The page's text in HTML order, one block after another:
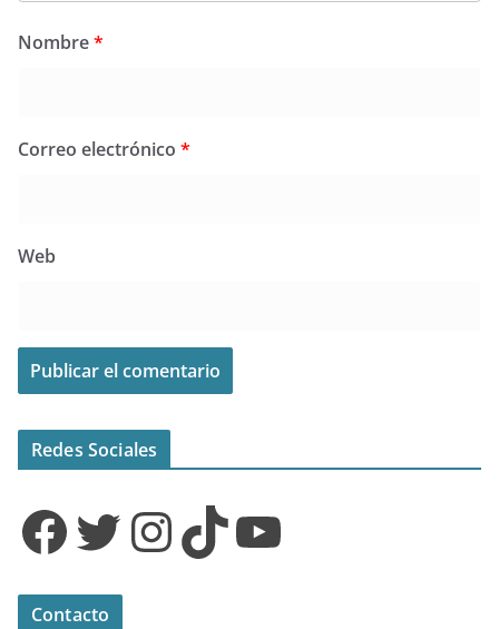
Nombre*
Correo electrónico *
Web
Redes Sociales
Facebook Twitter InstagramTikTok YouTube
Contacto